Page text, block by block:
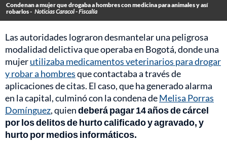
Condenan a mujer que drogaba a hombres con medicina para animales y así
robarlos - Noticias Caracol - Fiscalía
Las autoridades lograron desmantelar una peligrosa
modalidad delictiva que operaba en Bogotá, donde una
mujerutilizaba medicamentos veterinarios para drogar
y robar a hombresque contactaba a través de
aplicaciones de citas. El caso, que ha generado alarma
en la capital, culminó con la condena deMelisa Porras
Domínguez, quiendeberá pagar 14 años de cárcel
por los delitos de hurto calificado y agravado, y
hurto por medios informáticos.